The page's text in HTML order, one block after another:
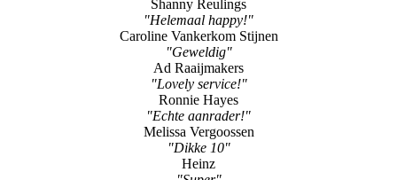
kwaliteit en kwantiteit voorop staat ! Aanrader."
Daan Evers
"Super aanrader"
Shanny Reulings
"Helemaal happy!"
Caroline Vankerkom Stijnen
"Geweldig"
Ad Raaijmakers
"Lovely service!"
Ronnie Hayes
"Echte aanrader!"